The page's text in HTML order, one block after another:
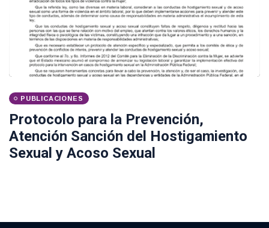
PUBLICACIONES
Protocolo para la Prevención,
Atención Sanción del Hostigamiento
Sexual y Acoso Sexual